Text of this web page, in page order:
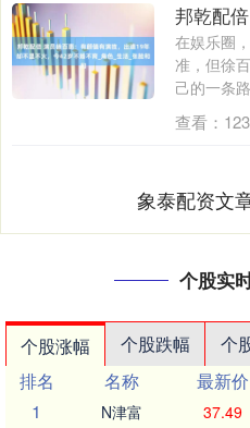
在娱乐圈
准，但徐
己的一条
外貌，....
查看： 123
象泰配资文
个股实
个股涨幅 个股跌幅 个
排名
名称 最新价
1
N津富 37.49